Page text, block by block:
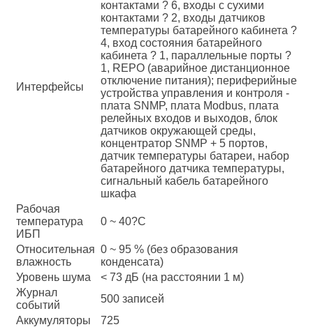
Интерфейсы
контактами ? 6, входы с сухими
контактами ? 2, входы датчиков
температуры батарейного кабинета ?
4, вход состояния батарейного
кабинета ? 1, параллельные порты ?
1, REPO (аварийное дистанционное
отключение питания); периферийные
устройства управления и контроля -
плата SNMP, плата Modbus, плата
релейных входов и выходов, блок
датчиков окружающей среды,
концентратор SNMP + 5 портов,
датчик температуры батареи, набор
батарейного датчика температуры,
сигнальный кабель батарейного
шкафа
Рабочая
температура
ИБП
0 ~ 40?C
Относительная
влажность
0 ~ 95 % (без образования
конденсата)
Уровень шума
< 73 дБ (на расстоянии 1 м)
Журнал
событий
500 записей
Аккумуляторы
725